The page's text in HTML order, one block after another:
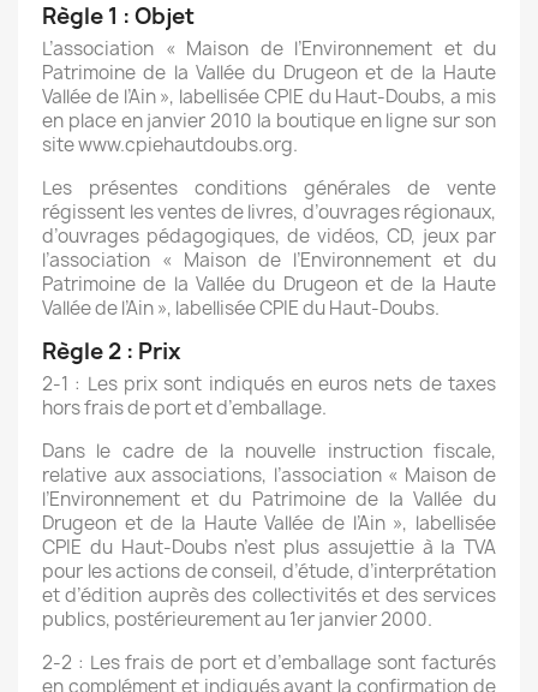
Règle 1 : Objet
L’association « Maison de l’Environnement et du
Patrimoine de la Vallée du Drugeon et de la Haute
Vallée de l’Ain », labellisée CPIE du Haut-Doubs, a mis
en place en janvier 2010 la boutique en ligne sur son
site www.cpiehautdoubs.org.
Les présentes conditions générales de vente
régissent les ventes de livres, d’ouvrages régionaux,
d’ouvrages pédagogiques, de vidéos, CD, jeux par
l’association « Maison de l’Environnement et du
Patrimoine de la Vallée du Drugeon et de la Haute
Vallée de l’Ain », labellisée CPIE du Haut-Doubs.
Règle 2 : Prix
2-1 : Les prix sont indiqués en euros nets de taxes
hors frais de port et d’emballage.
Dans le cadre de la nouvelle instruction fiscale,
relative aux associations, l’association « Maison de
l’Environnement et du Patrimoine de la Vallée du
Drugeon et de la Haute Vallée de l’Ain », labellisée
CPIE du Haut-Doubs n’est plus assujettie à la TVA
pour les actions de conseil, d’étude, d’interprétation
et d’édition auprès des collectivités et des services
publics, postérieurement au 1er janvier 2000.
2-2 : Les frais de port et d’emballage sont facturés
en complément et indiqués avant la confirmation de